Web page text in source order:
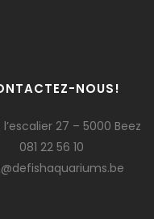
NOUS!
l’escalier 27 – 5000 Beez
081 22 56 10